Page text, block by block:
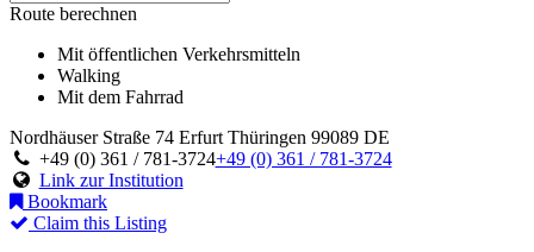
Route berechnen
Mit öffentlichen Verkehrsmitteln
Walking
Mit dem Fahrrad
Nordhäuser Straße 74 Erfurt Thüringen 99089 DE
+49 (0) 361 / 781-3724+49 (0) 361 / 781-3724
Link zur Institution
Bookmark
Claim this Listing